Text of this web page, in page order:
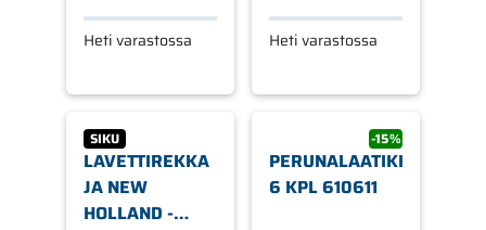
Heti varastossa Heti varastossa
SIKU
LAVETTIREKKA
JA NEW
HOLLAND -
-15%
PERUNALAATIKKO
6 KPL 610611